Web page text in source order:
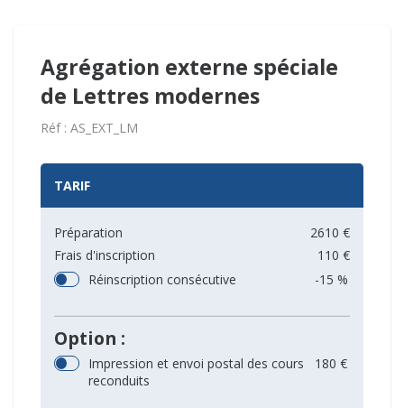
Agrégation externe spéciale
de Lettres modernes
Réf : AS_EXT_LM
TARIF
Préparation
2610 €
Frais d'inscription
110 €
Réinscription consécutive
-15 %
Option :
Impression et envoi postal des cours
reconduits
180 €